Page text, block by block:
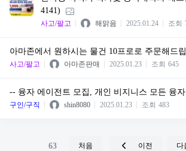
4141)
사고/팔고 해맑음 2025.01.24 조회
아마존에서 원하시는 물건 10프로로 주문해드
사고/팔고 아마존판매 2025.01.23 조회 645
-- 융자 에이전트 모집, 개인 비지니스 모든 융
구인/구직 shin8080 2025.01.23 조회 483
63 처음 이전 다